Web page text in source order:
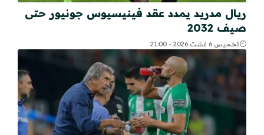
ريال مدريد يمدد عقد فينيسيوس جونيور حتى
صيف 2032
الخميس 6 غشت 2026 - 21:00